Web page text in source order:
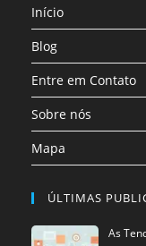
nova
aba
Início
Blog
Entre em Contato
Sobre nós
Mapa
ÚLTIMAS
As